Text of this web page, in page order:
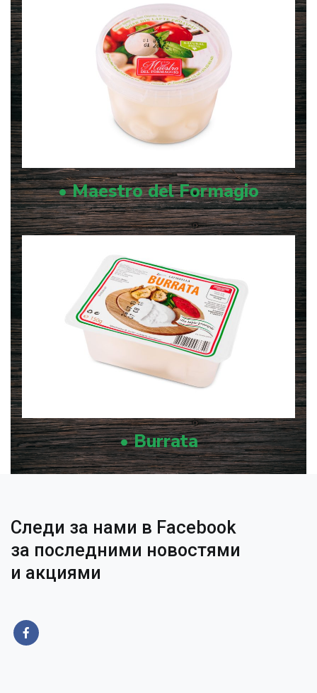
• Maestro del Formagio
• Burrata
Следи за нами в Facebook
за последними новостями
и акциями